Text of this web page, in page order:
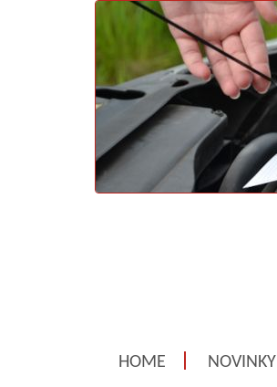
HOME NOVINKY